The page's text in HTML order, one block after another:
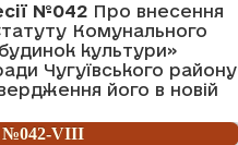
№042 Про внесення
Комунального
культури»
Чугуївського району
його в новій
№042-VIII